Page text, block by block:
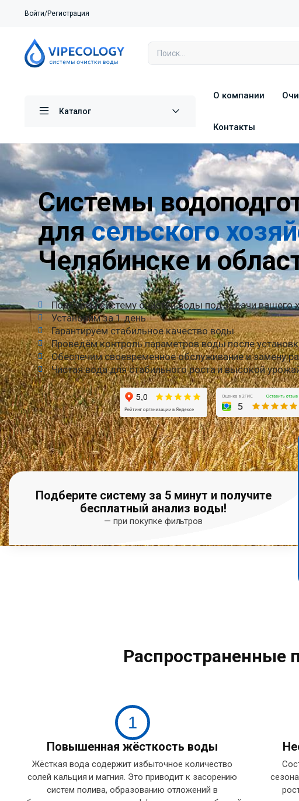
Войти/Регистрация
Каталог
О компании
Контакты
Системы
длясельского
Челябинске и
Подберём систему очистки воды под задачи вашего
Установим за 1 день
Гарантируем стабильное качество воды
Проведём контроль параметров воды после
Обеспечим своевременное обслуживание и замену
Чистая вода для стабильного роста и высокой
Подберите систему за 5 минут и получите
бесплатный анализ воды!
— при покупке фильтров
Распространенные
1
Повышенная жёсткость воды
Жёсткая вода содержит избыточное количество
солей кальция и магния. Это приводит к засорению
систем полива, образованию отложений в